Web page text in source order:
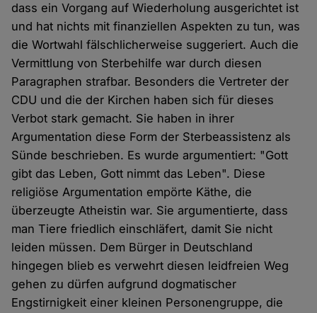
dass ein Vorgang auf Wiederholung ausgerichtet ist
und hat nichts mit finanziellen Aspekten zu tun, was
die Wortwahl fälschlicherweise suggeriert. Auch die
Vermittlung von Sterbehilfe war durch diesen
Paragraphen strafbar. Besonders die Vertreter der
CDU und die der Kirchen haben sich für dieses
Verbot stark gemacht. Sie haben in ihrer
Argumentation diese Form der Sterbeassistenz als
Sünde beschrieben. Es wurde argumentiert: "Gott
gibt das Leben, Gott nimmt das Leben". Diese
religiöse Argumentation empörte Käthe, die
überzeugte Atheistin war. Sie argumentierte, dass
man Tiere friedlich einschläfert, damit Sie nicht
leiden müssen. Dem Bürger in Deutschland
hingegen blieb es verwehrt diesen leidfreien Weg
gehen zu dürfen aufgrund dogmatischer
Engstirnigkeit einer kleinen Personengruppe, die